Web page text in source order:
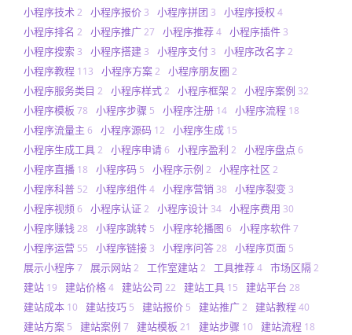
小程序技术 2 小程序报价 3 小程序拼团 3 小程序授权 4
小程序排名 2 小程序推广27 小程序推荐4 小程序插件 3
小程序搜索 3 小程序搭建 3 小程序支付 3 小程序改名字 2
小程序教程 113 小程序方案2 小程序朋友圈 2
小程序服务类目 2 小程序样式2 小程序框架 2 小程序案例 32
小程序模板 78 小程序步骤 5 小程序注册 14 小程序流程 18
小程序流量主 6 小程序源码 12 小程序生成 15
小程序生成工具2 小程序申请6 小程序盈利 2 小程序盘点 6
小程序直播 18 小程序码 5 小程序示例 2 小程序社区 2
小程序科普 52 小程序组件4 小程序营销 38 小程序裂变 3
小程序视频6 小程序认证2 小程序设计 34 小程序费用 30
小程序赚钱28 小程序跳转 5 小程序轮播图 6 小程序软件7
小程序运营 55 小程序链接 3 小程序问答28 小程序页面 5
展示小程序7 展示网站2 工作室建站2 工具推荐4 市场区隔2
建站 19 建站价格4 建站公司 22 建站工具 15 建站平台 28
建站成本 10 建站技巧 5 建站报价 5 建站推广2 建站教程40
建站方案 5 建站案例 7 建站模板 21 建站步骤 10 建站流程 18